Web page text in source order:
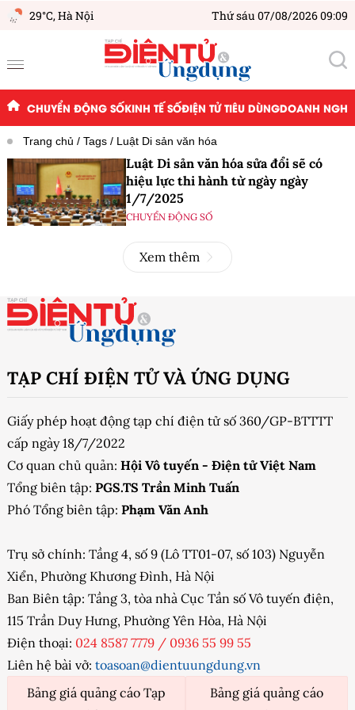
29°C,Hà Nội Thứ sáu 07/08/2026 09:09
CHUYỂN ĐỘNG SỐKINH TẾ SỐĐIỆN TỬ TIÊU DÙNGDOANH
Trang chủ Tags Luật Di sản văn hóa
Luật Di sản văn hóa sửa đổi sẽ có
hiệu lực thi hành từ ngày ngày
1/7/2025
CHUYỂN ĐỘNG SỐ
Xem thêm
TẠP CHÍ ĐIỆN TỬ VÀ ỨNG DỤNG
Giấy phép hoạt động tạp chí điện tử số 360/GP-BTTTT
cấp ngày 18/7/2022
Cơ quan chủ quản: Hội Vô tuyến - Điện tử Việt Nam
Tổng biên tập: PGS.TS Trần Minh Tuấn
Phó Tổng biên tập: Phạm Văn Anh
Trụ sở chính: Tầng 4, số 9 (Lô TT01-07, số 103) Nguyễn
Xiển, Phường Khương Đình, Hà Nội
Ban Biên tập: Tầng 3, tòa nhà Cục Tần số Vô tuyến điện,
115 Trần Duy Hưng, Phường Yên Hòa, Hà Nội
Điện thoại: 024 8587 7779 / 0936 55 99 55
Liên hệ bài vở: toasoan@dientuungdung.vn
Bảng giá quảng cáo Tạp
Bảng giá quảng cáo